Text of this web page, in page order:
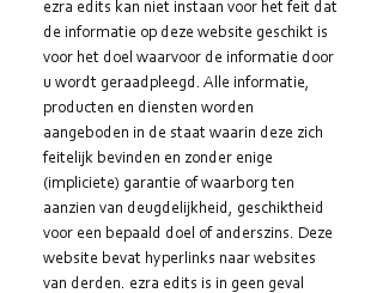
ezra edits kan niet instaan voor het feit dat
de informatie op deze website geschikt is
voor het doel waarvoor de informatie door
u wordt geraadpleegd. Alle informatie,
producten en diensten worden
aangeboden in de staat waarin deze zich
feitelijk bevinden en zonder enige
(impliciete) garantie of waarborg ten
aanzien van deugdelijkheid, geschiktheid
voor een bepaald doel of anderszins. Deze
website bevat hyperlinks naar websites
van derden. ezra edits is in geen geval